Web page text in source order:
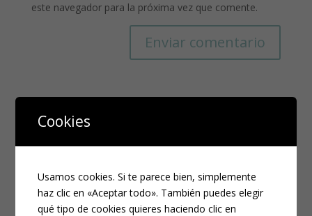
este navegador para la próxima vez que comente.
Entradas recientes
Cookies
Usamos cookies. Si te parece bien, simplemente
haz clic en «Aceptar todo». También puedes elegir
qué tipo de cookies quieres haciendo clic en